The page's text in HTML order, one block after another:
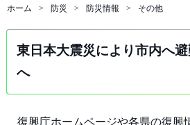
ホーム 防災 防災情報 その他
東日本大震災により市内へ
へ
復興庁ホームページや各県の復興